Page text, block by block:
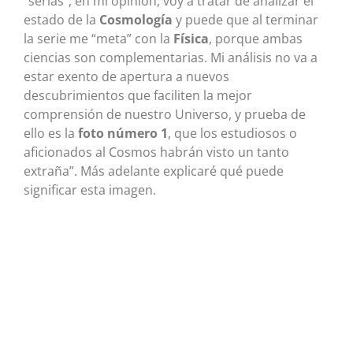
estado de la Cosmología y puede que al terminar
la serie me “meta” con la Física, porque ambas
ciencias son complementarias. Mi análisis no va a
estar exento de apertura a nuevos
descubrimientos que faciliten la mejor
comprensión de nuestro Universo, y prueba de
ello es la foto número 1, que los estudiosos o
aficionados al Cosmos habrán visto un tanto
extraña”. Más adelante explicaré qué puede
significar esta imagen.